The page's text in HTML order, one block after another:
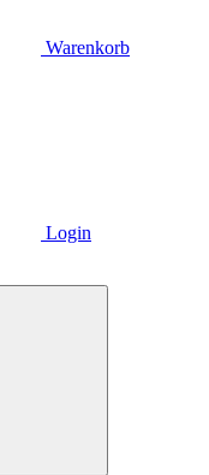
Warenkorb
Login